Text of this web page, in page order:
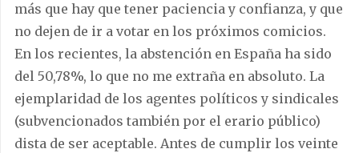
más que hay que tener paciencia y confianza, y que
no dejen de ir a votar en los próximos comicios.
En los recientes, la abstención en España ha sido
del 50,78%, lo que no me extraña en absoluto. La
ejemplaridad de los agentes políticos y sindicales
(subvencionados también por el erario público)
dista de ser aceptable. Antes de cumplir los veinte